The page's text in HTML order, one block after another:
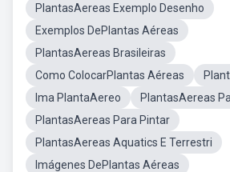
PlantasAereas Exemplo Desenho
Exemplos DePlantas Aéreas
PlantasAereas Brasileiras
Como ColocarPlantas Aéreas
Ima PlantaAereo
PlantasAereas
PlantasAereas Para Pintar
PlantasAereas Aquatics E Terrestri
Imágenes DePlantas Aéreas